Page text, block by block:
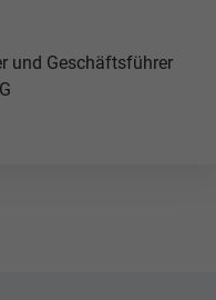
und Geschäftsführer